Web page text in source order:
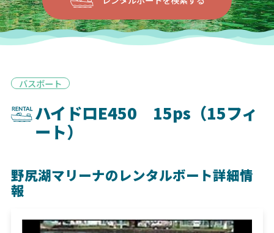
バスボート
ハイドロE450 15ps（15フィ
ート）
野尻湖マリーナのレンタルボート詳細情
報